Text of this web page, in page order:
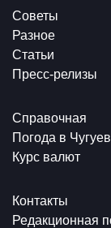
Советы
Разное
Статьи
Пресс-релизы
Справочная
Погода в
Курс валют
Контакты
Редакционная